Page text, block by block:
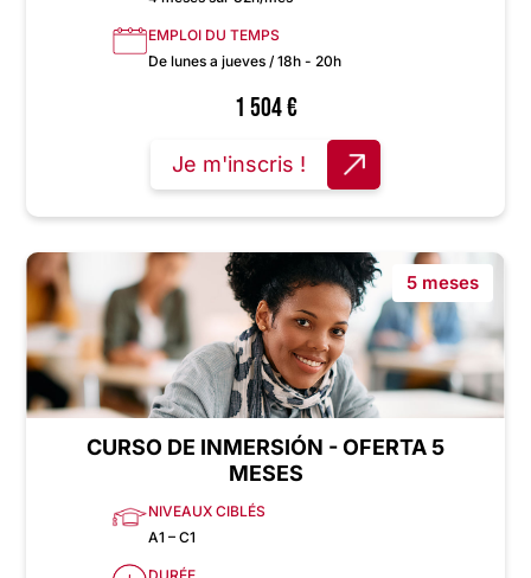
EMPLOI DU TEMPS
De lunes a jueves / 18h - 20h
1 504€
Je m'inscris !
5 meses
CURSO DE INMERSIÓN - OFERTA 5
MESES
NIVEAUX CIBLÉS
A1 – C1